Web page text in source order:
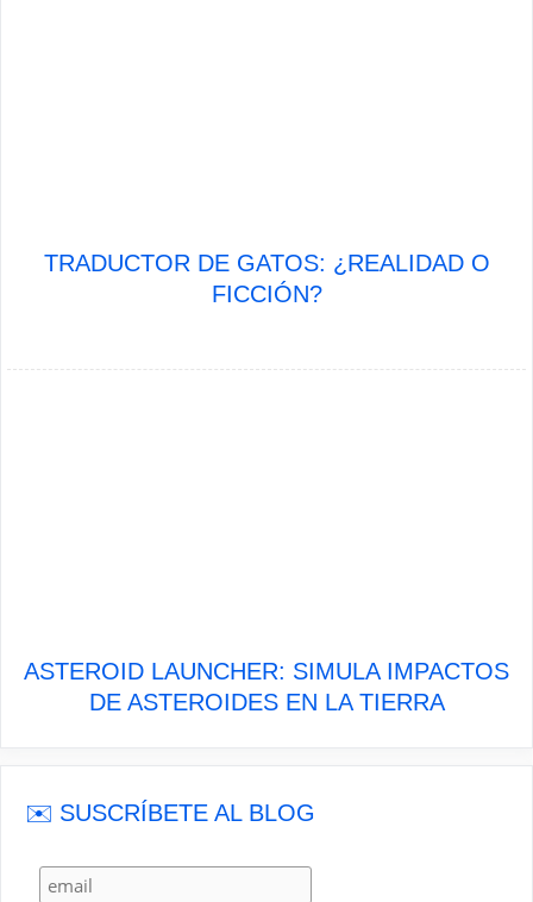
TRADUCTOR DE GATOS: ¿REALIDAD O
FICCIÓN?
ASTEROID LAUNCHER: SIMULA IMPACTOS
DE ASTEROIDES EN LA TIERRA
✉️ SUSCRÍBETE AL BLOG